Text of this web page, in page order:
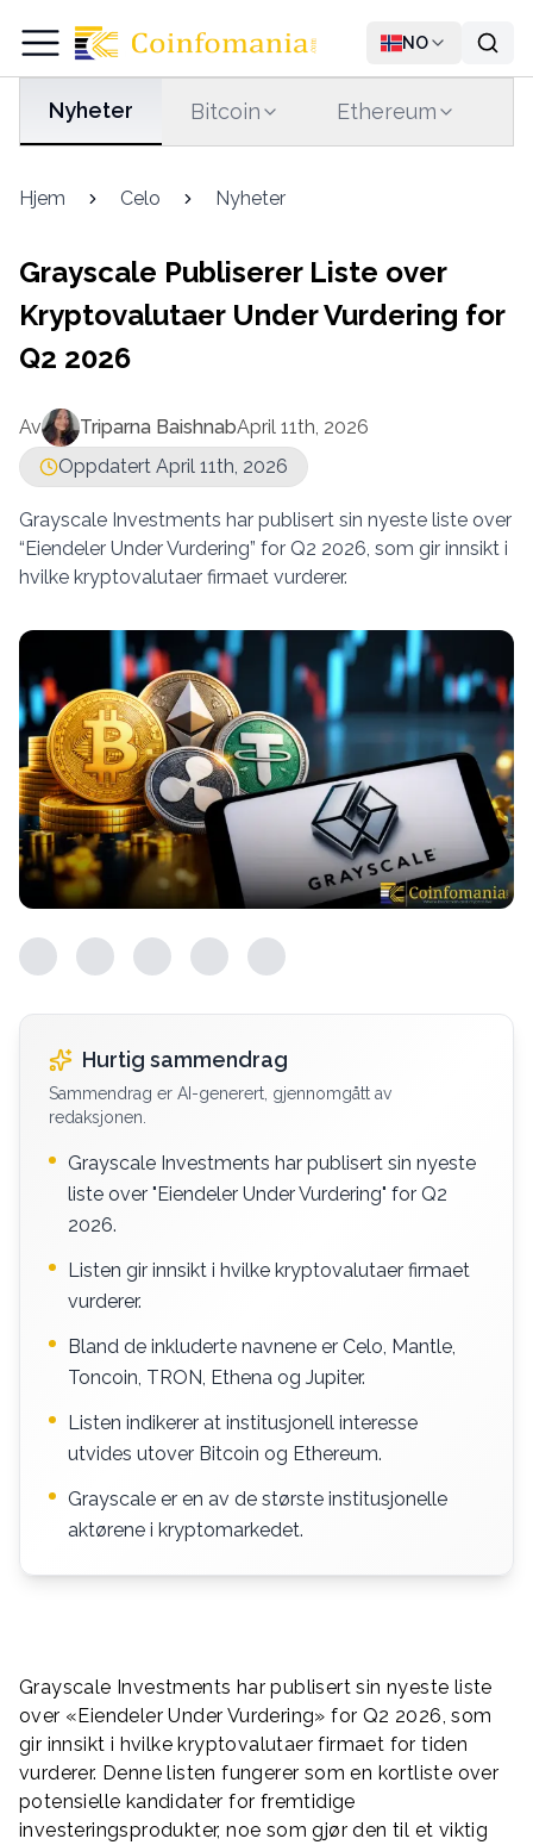
NO
Nyheter Bitcoin Ethereum
Hjem Celo Nyheter
Grayscale Publiserer Liste over
Kryptovalutaer Under Vurdering for
Q2 2026
Av Triparna BaishnabApril 11th, 2026
Oppdatert April 11th, 2026
Grayscale Investments har publisert sin nyeste liste over
“Eiendeler Under Vurdering” for Q2 2026, som gir innsikt i
hvilke kryptovalutaer firmaet vurderer.
Hurtig sammendrag
Sammendrag er AI-generert, gjennomgått av
redaksjonen.
Grayscale Investments har publisert sin nyeste
liste over "Eiendeler Under Vurdering" for Q2
2026.
Listen gir innsikt i hvilke kryptovalutaer firmaet
vurderer.
Bland de inkluderte navnene er Celo, Mantle,
Toncoin, TRON, Ethena og Jupiter.
Listen indikerer at institusjonell interesse
utvides utover Bitcoin og Ethereum.
Grayscale er en av de største institusjonelle
aktørene i kryptomarkedet.
Grayscale Investments har publisert sin nyeste liste
over «Eiendeler Under Vurdering» for Q2 2026, som
gir innsikt i hvilke kryptovalutaer firmaet for tiden
vurderer. Denne listen fungerer som en kortliste over
potensielle kandidater for fremtidige
investeringsprodukter, noe som gjør den til et viktig